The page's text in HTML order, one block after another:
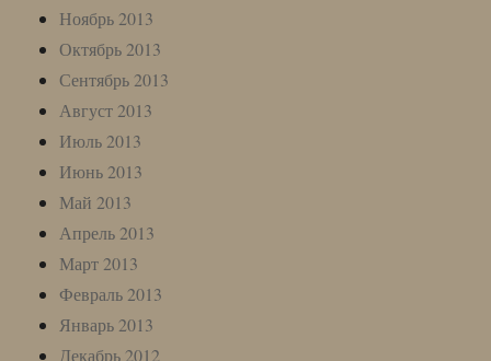
Ноябрь 2013
Октябрь 2013
Сентябрь 2013
Август 2013
Июль 2013
Июнь 2013
Май 2013
Апрель 2013
Март 2013
Февраль 2013
Январь 2013
Декабрь 2012